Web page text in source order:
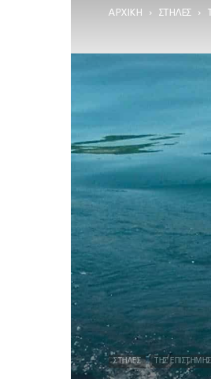
ΑΡΧΙΚΉ ΣΤΉΛΕΣ
ΣΤΉΛΕΣ ΤΗΣ